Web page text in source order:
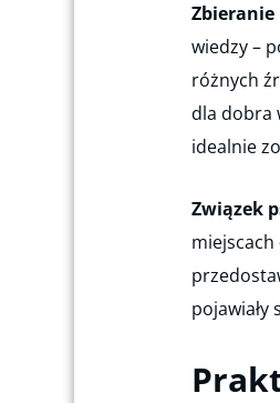
wiedzy –
różnych
dla dobra
idealnie
Związek
miejscach
pojawiały